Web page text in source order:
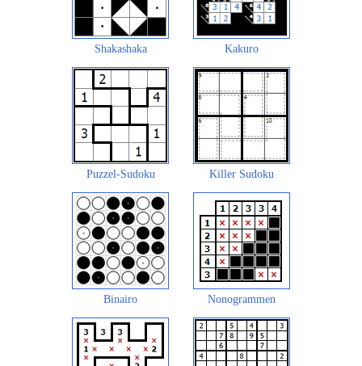
Shakashaka Kakuro
Puzzel-Sudoku Killer Sudoku
Binairo Nonogrammen